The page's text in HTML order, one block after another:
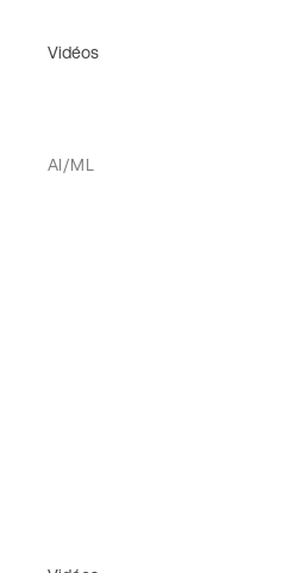
Vidéos
AI/ML